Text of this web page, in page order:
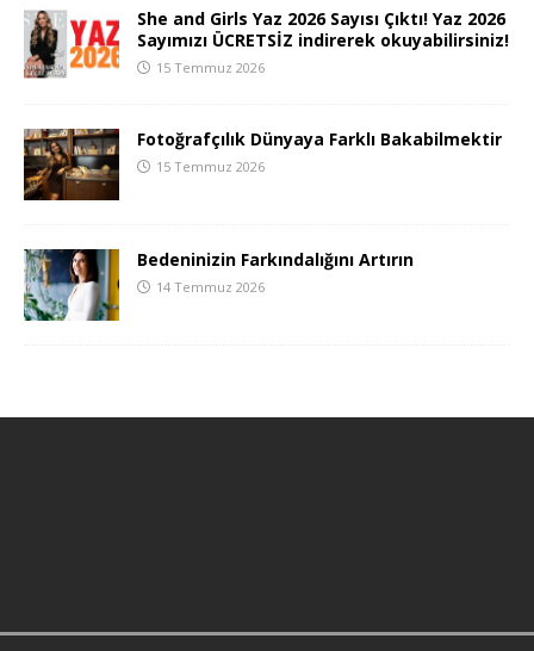
She and Girls Yaz 2026 Sayısı Çıktı! Yaz 2026
Sayımızı ÜCRETSİZ indirerek okuyabilirsiniz!
15 Temmuz 2026
Fotoğrafçılık Dünyaya Farklı Bakabilmektir
15 Temmuz 2026
Bedeninizin Farkındalığını Artırın
14 Temmuz 2026